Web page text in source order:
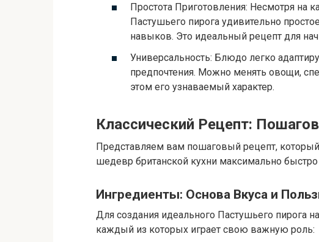
Простота Приготовления: Несмотря на
Пастушьего пирога удивительно
навыков. Это идеальный рецепт для
Универсальность: Блюдо легко
предпочтения. Можно менять овощи,
этом его узнаваемый характер.
Классический Рецепт:
Представляем вам пошаговый рецепт, который
шедевр британской кухни максимально быстро
Ингредиенты: Основа Вкуса и
Для создания идеального Пастушьего пирога
каждый из которых играет свою важную роль: